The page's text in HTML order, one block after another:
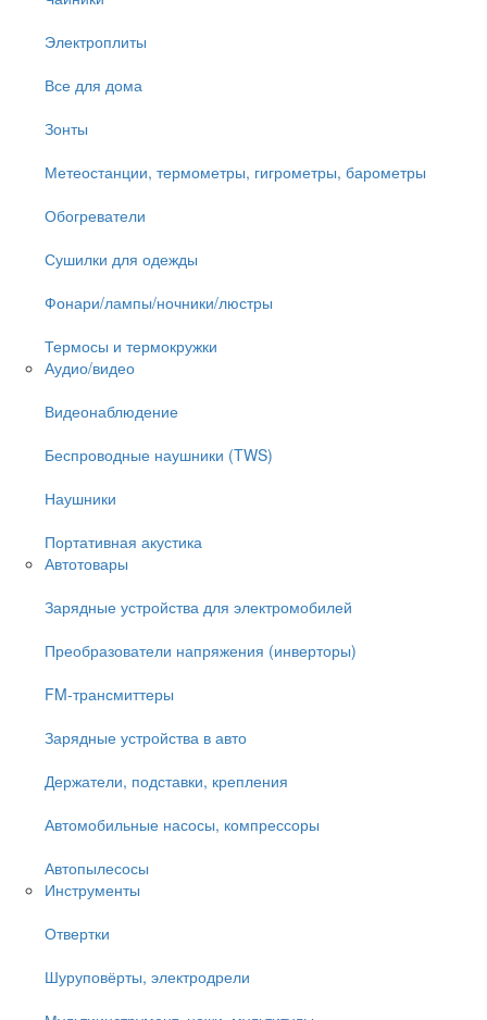
Электроплиты
Все для дома
Зонты
Метеостанции, термометры, гигрометры, барометры
Обогреватели
Сушилки для одежды
Фонари/лампы/ночники/люстры
Термосы и термокружки
Аудио/видео
Видеонаблюдение
Беспроводные наушники (TWS)
Наушники
Портативная акустика
Автотовары
Зарядные устройства для электромобилей
Преобразователи напряжения (инверторы)
FM-трансмиттеры
Зарядные устройства в авто
Держатели, подставки, крепления
Автомобильные насосы, компрессоры
Автопылесосы
Инструменты
Отвертки
Шуруповёрты, электродрели